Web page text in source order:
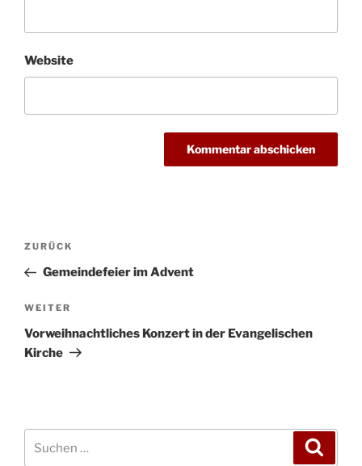
Website
Beitragsnavigation
Vorheriger
Beitrag
ZURÜCK
Gemeindefeier im Advent
Nächster
Beitrag
WEITER
Vorweihnachtliches Konzert in der Evangelischen
Kirche
nach: